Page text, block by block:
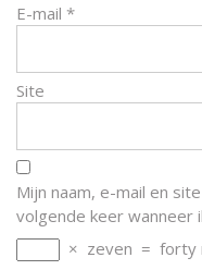
E-mail *
Site
Mijn naam, e-mail en
volgende keer wanneer
× zeven = forty